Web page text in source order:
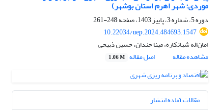
موردی: شهر اهرم استان بوشهر)
دوره 5، شماره 3، پاییز 1403، صفحه
248-261
10.22034/uep.2024.484693.1547
امان‌اله شبانکاره، مینا خندان، حسین ذبیحی
مشاهده مقاله
اصل مقاله 1.06 M
مقالات آماده انتشار